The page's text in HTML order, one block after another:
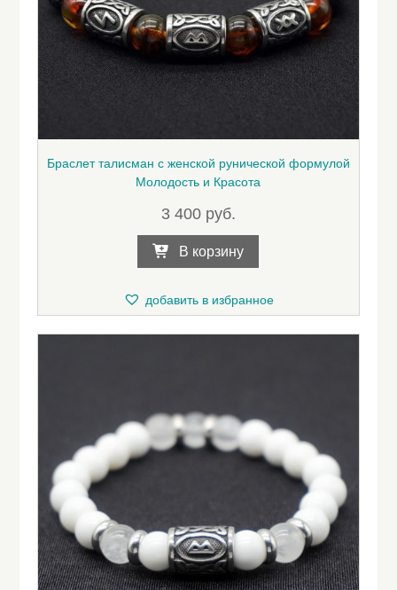
Браслет талисман с женской рунической формулой
Молодость и Красота
3 400 руб.
В корзину
добавить в избранное